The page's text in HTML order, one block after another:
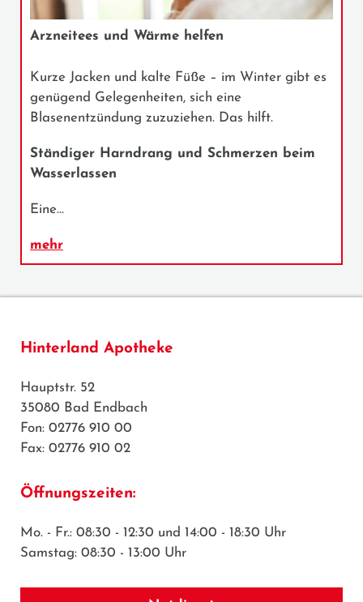
Arzneitees und Wärme helfen
Kurze Jacken und kalte Füße – im Winter gibt es
genügend Gelegenheiten, sich eine
Blasenentzündung zuzuziehen. Das hilft.
Ständiger Harndrang und Schmerzen beim
Wasserlassen
Eine…
mehr
Hinterland Apotheke
Hauptstr. 52
35080 Bad Endbach
Fon: 02776 910 00
Fax: 02776 910 02
Öffnungszeiten:
Mo. - Fr.: 08:30 - 12:30 und 14:00 - 18:30 Uhr
Samstag: 08:30 - 13:00 Uhr